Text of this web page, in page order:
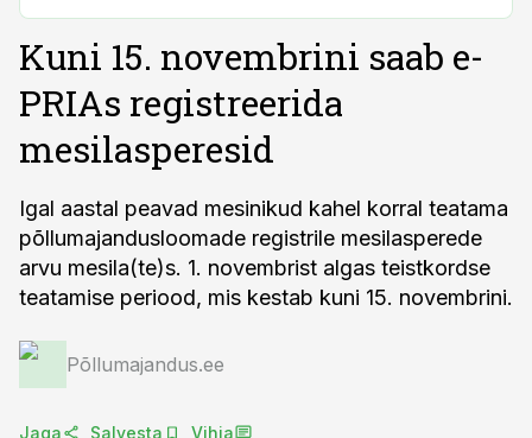
Kuni 15. novembrini saab e-
PRIAs registreerida
mesilasperesid
Igal aastal peavad mesinikud kahel korral teatama
põllumajandusloomade registrile mesilasperede
arvu mesila(te)s. 1. novembrist algas teistkordse
teatamise periood, mis kestab kuni 15. novembrini.
Põllumajandus.ee
Jaga Salvesta Vihja